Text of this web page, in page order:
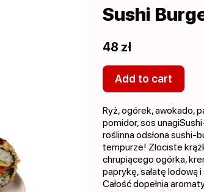
Sushi
48 zł
Add to cart
Ryż, ogórek, awokado,
pomidor, sos
roślinna odsłona sushi-
tempurze! Złociste
chrupiącego ogórka,
paprykę, sałatę lodową
Całość dopełnia